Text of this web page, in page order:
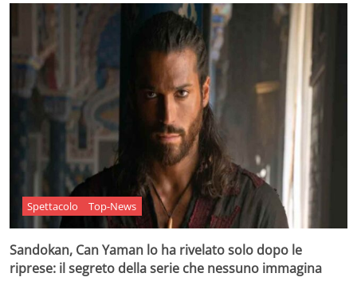
Spettacolo Top-News
Sandokan, Can Yaman lo ha rivelato solo dopo le
riprese: il segreto della serie che nessuno immagina